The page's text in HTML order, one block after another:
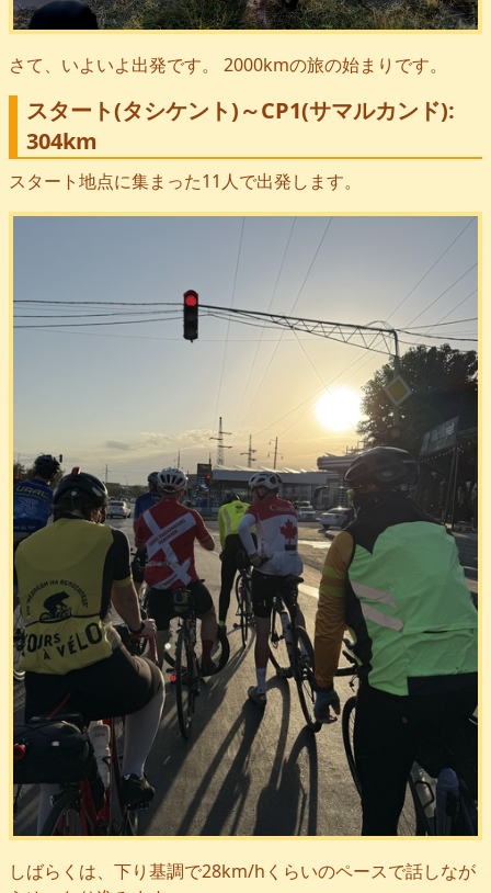
さて、いよいよ出発です。 2000kmの旅の始まりです。
スタート(タシケント)～CP1(サマルカンド):
304km
スタート地点に集まった11人で出発します。
しばらくは、下り基調で28km/hくらいのペースで話しなが